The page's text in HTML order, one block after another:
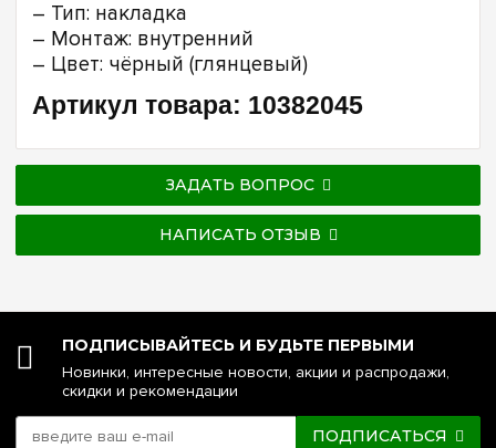
– Тип: накладка
– Монтаж: внутренний
– Цвет: чёрный (глянцевый)
Артикул товара: 10382045
ЗАДАТЬ ВОПРОС
НАПИСАТЬ ОТЗЫВ
ПОДПИСЫВАЙТЕСЬ И БУДЬТЕ ПЕРВЫМИ
Новинки, интересные новости, акции и распродажи,
скидки и рекомендации
ПОДПИСАТЬСЯ